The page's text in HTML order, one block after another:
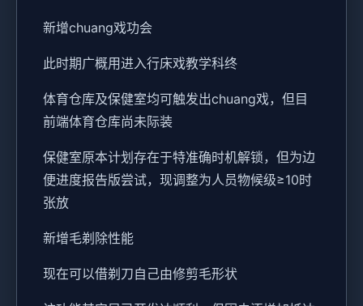
新增chuang戏功会
此时期广概用进入行床戏教学科终
体育仓库及保健室均可触发出chuang戏，但目
前端体育仓库尚未际装
保健室原本计划存在于特准确时机解锁，但为边
便进度报告版尝试，现调整为人员物候级≥10时
张放
新增毛剃除性能
现在可以借剃刀自己由修剪毛形状